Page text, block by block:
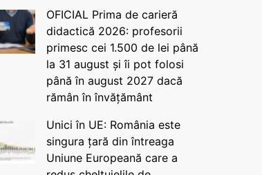
OFICIAL Prima de carieră
didactică 2026: profesorii
primesc cei 1.500 de lei până
la 31 august și îi pot folosi
până în august 2027 dacă
rămân în învățământ
Unici în UE: România este
singura țară din întreaga
Uniune Europeană care a